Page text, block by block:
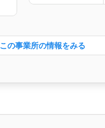
この事業所の情報をみる